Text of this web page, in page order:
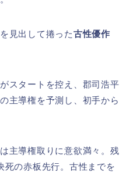
見出して捲った古性優作
スタートを控え、郡司浩平
主導権を予測し、初手から
主導権取りに意欲満々。残
死の赤板先行。古性までを